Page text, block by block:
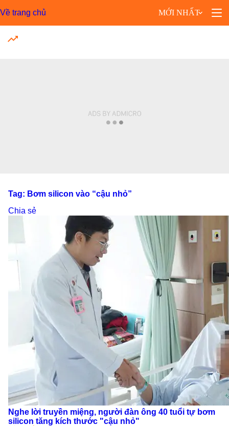
MỚI NHẤT
Về trang chủ MỚI NHẤT
Tag: Bơm silicon vào “cậu nhỏ”
Chia sẻ
Nghe lời truyền miệng, người đàn ông 40 tuổi tự bơm
silicon tăng kích thước "cậu nhỏ"